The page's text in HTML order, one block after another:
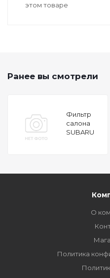
этом товаре
Ранее вы смотрели
Фильтр
салона
SUBARU
О
Политика